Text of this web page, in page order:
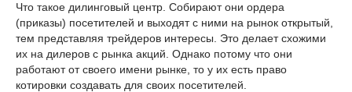
Что такое дилинговый центр. Собирают они ордера
(приказы) посетителей и выходят с ними на рынок открытый,
тем представляя трейдеров интересы. Это делает схожими
их на дилеров с рынка акций. Однако потому что они
работают от своего имени рынке, то у их есть право
котировки создавать для своих посетителей.